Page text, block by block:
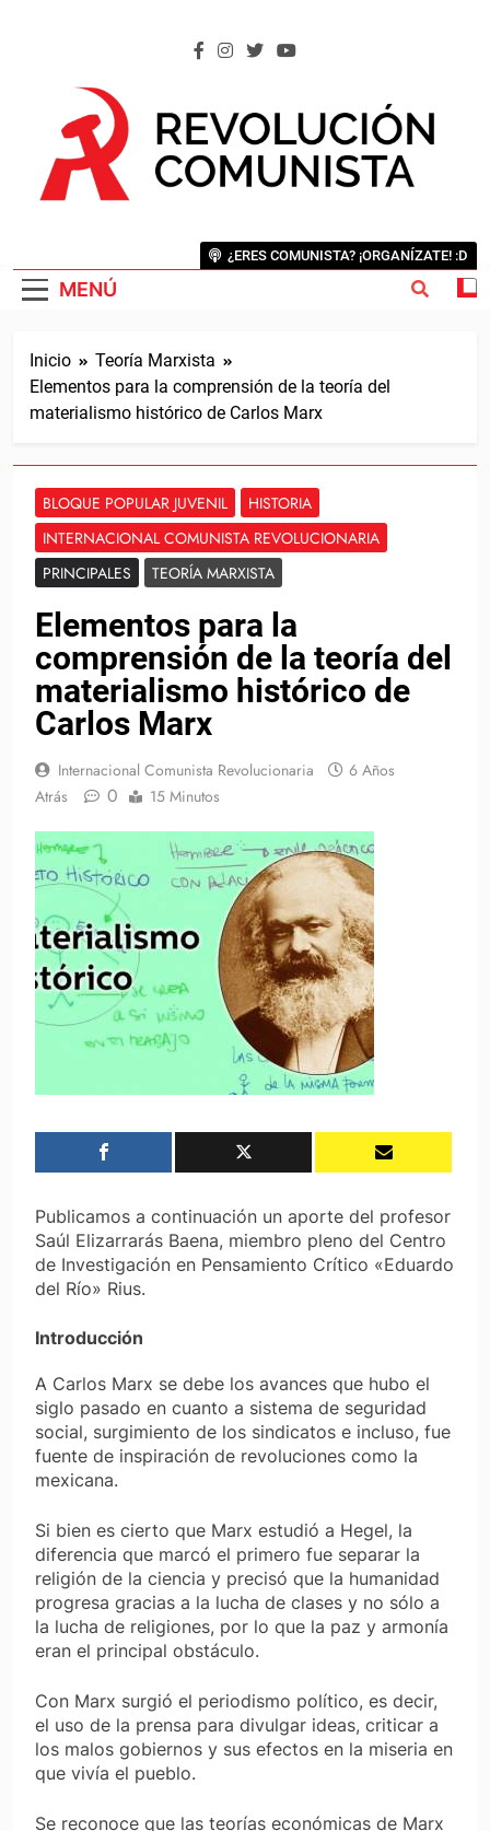
MENÚ
¿ERES COMUNISTA? ¡ORGANÍZATE! :D
Inicio
Teoría Marxista
Elementos para la comprensión de la teoría del
materialismo histórico de Carlos Marx
BLOQUE POPULAR JUVENIL
HISTORIA
INTERNACIONAL COMUNISTA REVOLUCIONARIA
PRINCIPALES
TEORÍA MARXISTA
Elementos para la
comprensión de la teoría del
materialismo histórico de
Carlos Marx
Internacional Comunista Revolucionaria
6 Años
Atrás
0 15 Minutos
Publicamos a continuación un aporte del profesor
Saúl Elizarrarás Baena, miembro pleno del Centro
de Investigación en Pensamiento Crítico «Eduardo
del Río» Rius.
Introducción
A Carlos Marx se debe los avances que hubo el
siglo pasado en cuanto a sistema de seguridad
social, surgimiento de los sindicatos e incluso, fue
fuente de inspiración de revoluciones como la
mexicana.
Si bien es cierto que Marx estudió a Hegel, la
diferencia que marcó el primero fue separar la
religión de la ciencia y precisó que la humanidad
progresa gracias a la lucha de clases y no sólo a
la lucha de religiones, por lo que la paz y armonía
eran el principal obstáculo.
Con Marx surgió el periodismo político, es decir,
el uso de la prensa para divulgar ideas, criticar a
los malos gobiernos y sus efectos en la miseria en
que vivía el pueblo.
Se reconoce que las teorías económicas de Marx